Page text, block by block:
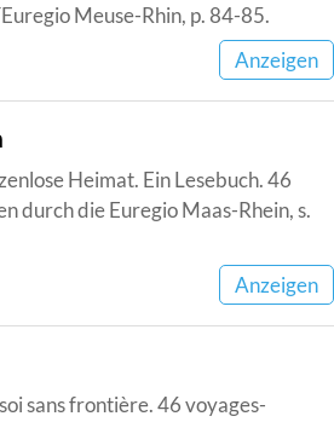
Meuse-Rhin, p. 84-85.
Anzeigen
Heimat. Ein Lesebuch. 46
durch die Euregio Maas-Rhein, s.
Anzeigen
sans frontière. 46 voyages-